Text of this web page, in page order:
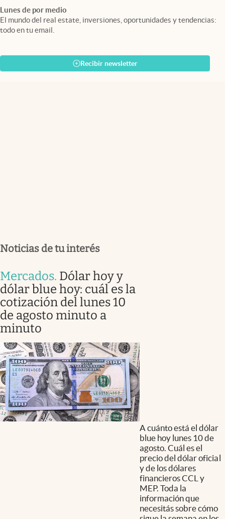
Lunes de por medio
El mundo del real estate, inversiones, oportunidades y tendencias:
todo en tu email.
Recibir newsletter
Noticias de tu interés
Mercados. Dólar hoy y
dólar blue hoy: cuál es la
cotización del lunes 10
de agosto minuto a
minuto
A cuánto está el dólar
blue hoy lunes 10 de
agosto. Cuál es el
precio del dólar oficial
y de los dólares
financieros CCL y
MEP. Toda la
información que
necesitás sobre cómo